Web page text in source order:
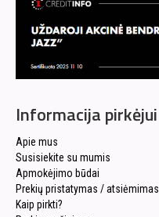
Informacija pirkėjui
Apie mus
Susisiekite su mumis
Apmokėjimo būdai
Prekių pristatymas / atsiėmimas
Kaip pirkti?